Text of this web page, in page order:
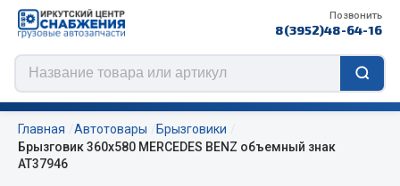
Позвонить
8(3952)48-64-16
Главная Автотовары
Брызговики
Брызговик 360х580 MERCEDES BENZ объемный знак
АТ37946